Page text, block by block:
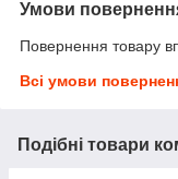
Умови
Повернення товару
Всі умови
Подібні товари